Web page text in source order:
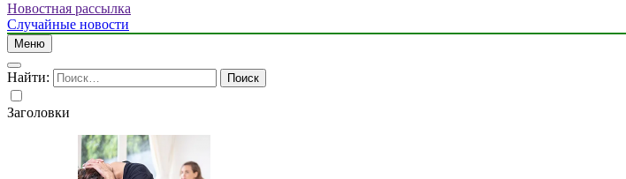
Новостная рассылка
Случайные новости
Меню
Найти:
Заголовки